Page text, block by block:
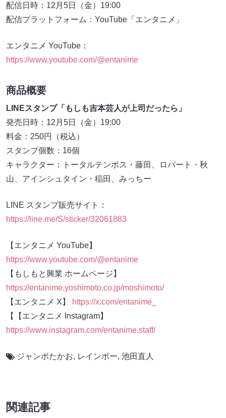
配信日時：12月5日（金）19:00
配信プラットフォーム：YouTube「エンタニメ」
エンタニメ YouTube：
https://www.youtube.com/@entanime
商品概要
LINEスタンプ「もしも吉本芸人が上司だったら」
発売日時：12月5日（金）19:00
料金：250円（税込）
スタンプ個数：16個
キャラクター：トータルテンボス・藤田、ロバート・秋
山、アインシュタイン・稲田、みっちー
LINE スタンプ販売サイト：
https://line.me/S/sticker/32061883
【エンタニメ YouTube】
https://www.youtube.com/@entanime
【もしもと興業 ホームページ】
https://entanime.yoshimoto.co.jp/moshimoto/
【エンタニメ X】
https://x.com/entanime_
【【エンタニメ Instagram】
https://www.instagram.com/entanime.staff/
ジャンボたかお, レインボー, 池田直人
関連記事